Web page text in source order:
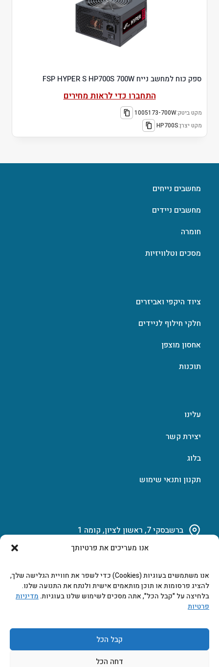
אנו מעריכים את פרטיותך
אנו משתמשים בעוגיות (Cookies) כדי לשפר את חוויית הגלישה שלך,
להציג פרסומות או תוכן מותאמים אישית ולנתח את התנועה שלנו.
בלחיצה על "קבל הכל", אתה מסכים לשימוש שלנו בעוגיות.מדיניות
פרטיות
קבל הכל
דחה הכל
ספק כוח למחשב נייח FSP HYPER S HP700S 700W
התחברו כדי לראות מחירים
מקט ביטק:1005173-700W
מקט יצרן:HP700S
מחשבים נייחים
מחשבים ניידים
חומרה
מסכים וטלוויזיות
ציוד היקפי ואביזרים
חלקי חילוף לניידים
אחסון מוצפן
תוכנות
עלינו
יצירת קשר
בלוג
תקנון ותנאי שימוש
ברשבסקי 7, ראשון לציון, קומה 1
marketing@b-tech.co.il